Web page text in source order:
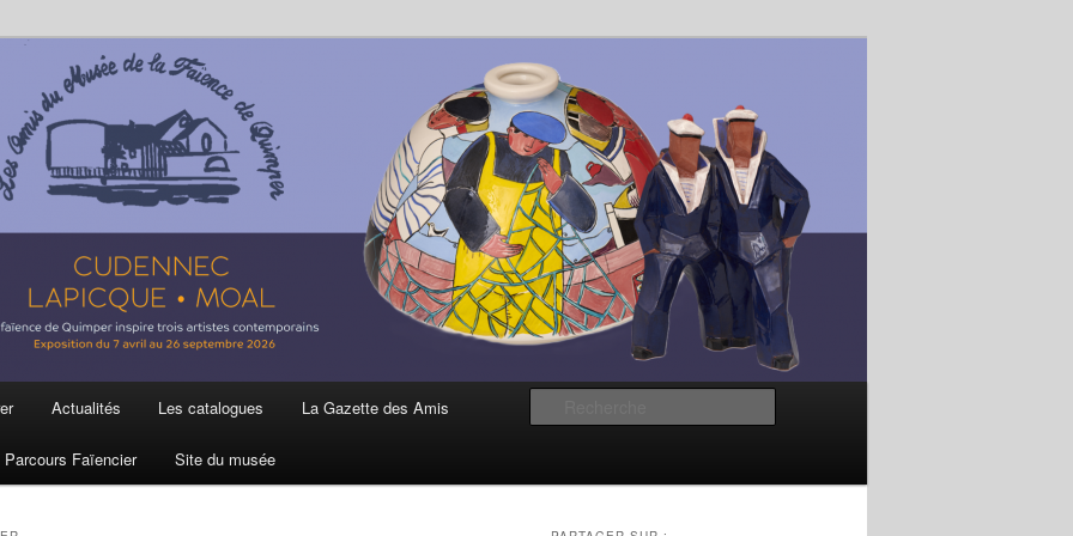
et de la Faïence de Quimper
Actualités Les catalogues La Gazette des Amis
Parcours Faïencier Site du musée